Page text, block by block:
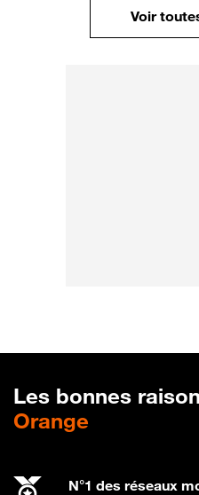
Voir
Les bonnes
Orange
N°1 des réseaux